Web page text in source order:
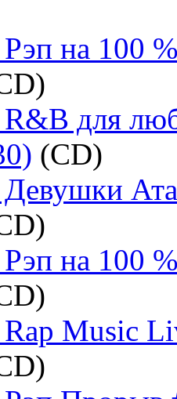
на 100
для
(CD)
на 100
Music